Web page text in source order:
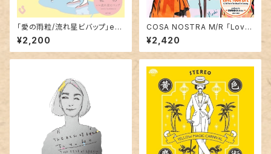
「愛の雨粒/流れ星ビバップ」emi
ly hashimoto 7inch
¥2,200
COSA NOSTRA M/R 「Love
Your Life / I'm In The Moo
d For Dancing」7inch
¥2,420